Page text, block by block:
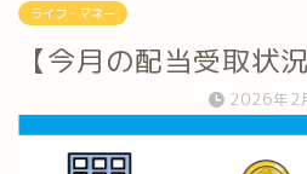
ライフ・マネー
【今月の配当受取
2026年2